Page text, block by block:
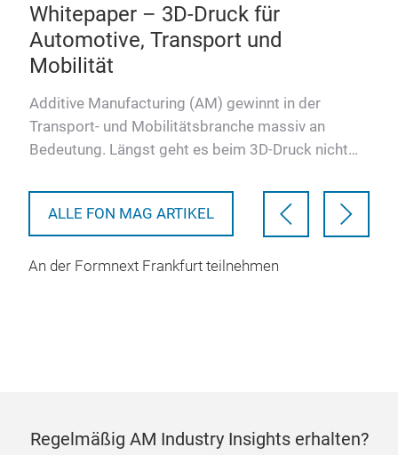
Whitepaper – 3D-Druck für
Automotive, Transport und
Mobilität
Additive Manufacturing (AM) gewinnt in der
Transport- und Mobilitätsbranche massiv an
Bedeutung. Längst geht es beim 3D-Druck nicht
ALLE FON MAG ARTIKEL
An der Formnext Frankfurt teilnehmen
Regelmäßig AM Industry Insights erhalten?